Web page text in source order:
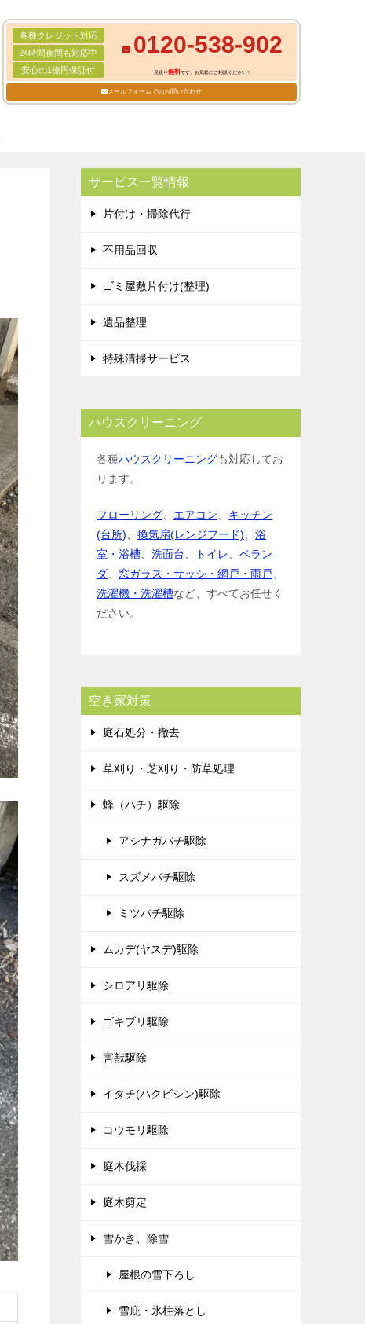
各種クレジット対応
24時間夜間も対応中
安心の1億円保証付
0120-538-902
見積り無料です。お気軽にご相談ください！
メールフォームでのお問い合わせ
サービス一覧情報
片付け・掃除代行
不用品回収
ゴミ屋敷片付け(整理)
遺品整理
特殊清掃サービス
ハウスクリーニング
各種ハウスクリーニングも対応してお
ります。
フローリング エアコン
キッチン
(台所)
換気扇(レンジフード)
浴
室・浴槽
洗面台 トイレ
ベラン
ダ
窓ガラス・サッシ・網戸・雨戸
洗濯機・洗濯槽など、すべてお任せく
ださい。
空き家対策
庭石処分・撤去
草刈り・芝刈り・防草処理
蜂（ハチ）駆除
アシナガバチ駆除
スズメバチ駆除
ミツバチ駆除
ムカデ(ヤスデ)駆除
シロアリ駆除
ゴキブリ駆除
害獣駆除
イタチ(ハクビシン)駆除
コウモリ駆除
庭木伐採
庭木剪定
雪かき、除雪
屋根の雪下ろし
雪庇・氷柱落とし